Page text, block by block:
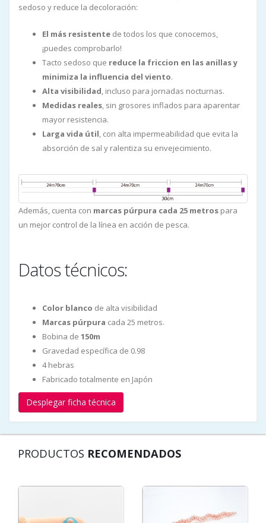
sedoso y reduce la decoloración:
El más resistente de todos los que conocemos,
¡puedes comprobarlo!
Tacto sedoso que reduce la friccion en las anillas y
minimiza la influencia del viento.
Alta visibilidad, incluso para jornadas nocturnas.
Medidas reales, sin grosores inflados para aparentar
mayor resistencia.
Larga vida útil, con alta impermeabilidad que evita la
absorción de sal y ralentiza su envejecimiento.
Además, cuenta con marcas púrpura cada 25 metros para
un mejor control de la línea en acción de pesca.
Datos técnicos:
Color blanco de alta visibilidad
Marcas púrpura cada 25 metros.
Bobina de 150m
Gravedad específica de 0.98
4 hebras
Fabricado totalmente en Japón
Desplegar ficha técnica
PRODUCTOS RECOMENDADOS